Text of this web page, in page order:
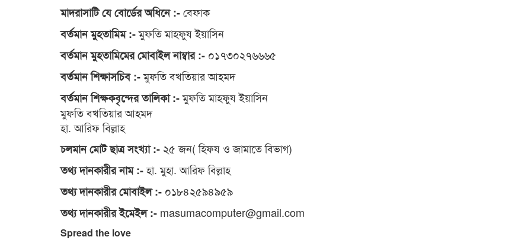
মাদরাসাটি যে বোর্ডের অধিনে :-বেফাক
বর্তমান মুহতামিম :-মুফতি মাহফুয ইয়াসিন
বর্তমান মুহতামিমের মোবাইল নাম্বার :- ০১৭৩০২৭৬৬৬৫
বর্তমান শিক্ষাসচিব :-মুফতি বখতিয়ার আহমদ
বর্তমান শিক্ষকবৃন্দের তালিকা :-মুফতি মাহফুয ইয়াসিন
মুফতি বখতিয়ার আহমদ
হা. আরিফ বিল্লাহ
চলমান মোট ছাত্র সংখ্যা :- ২৫ জন( হিফয ও জামাতে বিভাগ)
তথ্য দানকারীর নাম :-হা. মুহা. আরিফ বিল্লাহ
তথ্য দানকারীর মোবাইল :- ০১৮৪২৫৯৪৯৫৯
তথ্য দানকারীর ইমেইল :- masumacomputer@gmail.com
Spread the love